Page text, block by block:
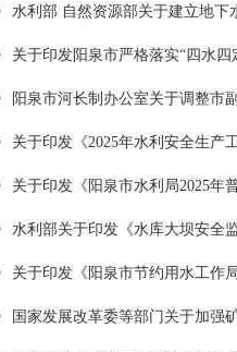
水利部 自然资源部关于建立地下
关于印发阳泉市严格落实“四水四
阳泉市河长制办公室关于调整市
关于印发《2025年水利安全生产
关于印发《阳泉市水利局2025年
水利部关于印发《水库大坝安全
关于印发《阳泉市节约用水工作
国家发展改革委等部门关于加强